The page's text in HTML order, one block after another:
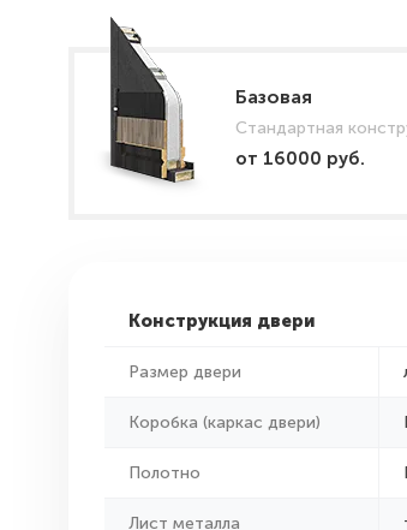
Базовая
Стандартная
от 16000 руб.
Конструкция двери
Размер двери
Коробка (каркас двери)
Полотно
Лист металла